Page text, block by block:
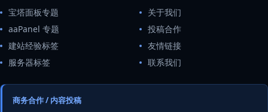
宝塔面板专题
aaPanel 专题
建站经验标签
服务器标签
关于我们
投稿合作
友情链接
联系我们
商务合作 / 内容投稿